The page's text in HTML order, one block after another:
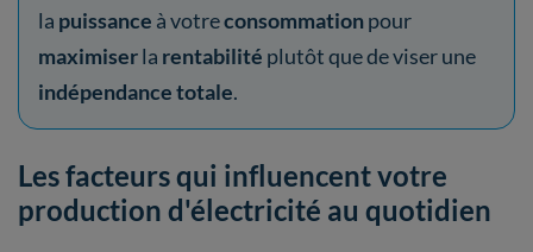
la puissance à votreconsommationpour
maximiserla rentabilité plutôt que de viser une
indépendance totale.
Les facteurs qui influencent votre
production d'électricité au quotidien